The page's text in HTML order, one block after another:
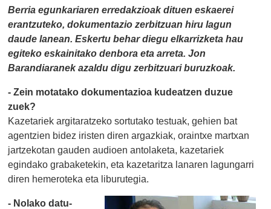
Berria egunkariaren erredakzioak dituen eskaerei
erantzuteko, dokumentazio zerbitzuan hiru lagun
daude lanean. Eskertu behar diegu elkarrizketa hau
egiteko eskainitako denbora eta arreta. Jon
Barandiaranek azaldu digu zerbitzuari buruzkoak.
- Zein motatako dokumentazioa kudeatzen duzue
zuek?
Kazetariek argitaratzeko sortutako testuak, gehien bat
agentzien bidez iristen diren argazkiak, oraintxe martxan
jartzekotan gauden audioen antolaketa, kazetariek
egindako grabaketekin, eta kazetaritza lanaren lagungarri
diren hemeroteka eta liburutegia.
- Nolako datu-